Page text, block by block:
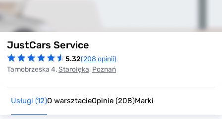
JustCars Service
5.32(208 opinii)
Tarnobrzeska 4,Starołęka, Poznań
Usługi (12)O warsztacieOpinie (208)Marki